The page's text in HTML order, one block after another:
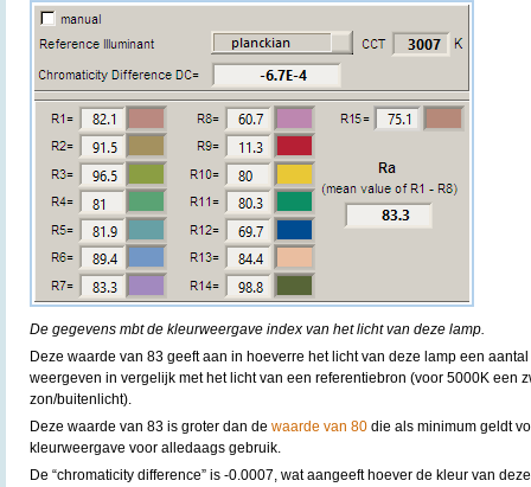
De gegevens mbt de kleurweergave index van het licht van deze lamp.
Deze waarde van 83 geeft aan in hoeverre het licht van deze lamp een
weergeven in vergelijk met het licht van een referentiebron (voor 5000K een
zon/buitenlicht).
Deze waarde van 83 is groter dan de waarde van 80 die als minimum geldt
kleurweergave voor alledaags gebruik.
De “chromaticity difference” is -0.0007, wat aangeeft hoever de kleur van